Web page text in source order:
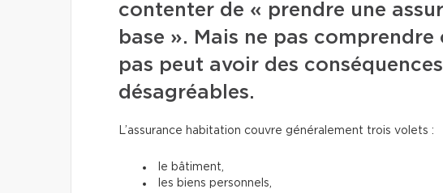
contenter de « prendre une
base ». Mais ne pas comprendre
pas peut avoir des
désagréables.
L’assurance habitation couvre généralement trois volets :
le bâtiment,
les biens personnels,